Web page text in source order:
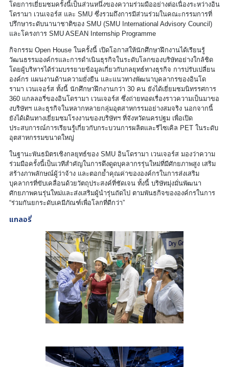
โดยการเยี่ยมชมครั้งนี้เป็นส่วนหนึ่งของความร่วมมืออย่างต่อเนื่องระหว่างอิน
โดรามา เวนเจอร์ส และ SMU ซึ่งรวมถึงการมีส่วนร่วมในคณะกรรมการที่
ปรึกษาระดับนานาชาติของ SMU (SMU International Advisory Council)
และโครงการ SMU ASEAN Internship Programme
กิจกรรม Open House ในครั้งนี้ เปิดโอกาสให้นักศึกษาฝึกงานได้เรียนรู้
วัฒนธรรมองค์กรและการดำเนินธุรกิจในระดับโลกของบริษัทอย่างใกล้ชิด
โดยผู้บริหารได้ร่วมบรรยายข้อมูลเกี่ยวกับกลยุทธ์ทางธุรกิจ การปรับเปลี่ยน
องค์กร แผนงานด้านความยั่งยืน และแนวทางพัฒนาบุคลากรของอินโด
รามา เวนเจอร์ส ทั้งนี้ นักศึกษาฝึกงานกว่า 30 คน ยังได้เยี่ยมชมนิทรรศการ
360 แกลลอรี่ของอินโดรามา เวนเจอร์ส ซึ่งถ่ายทอดเรื่องราวความเป็นมาขอ
งบริษัทฯ และธุรกิจในหลากหลายกลุ่มอุตสาหกรรมอย่างสมจริง นอกจากนี้
ยังได้เดินทางเยี่ยมชมโรงงานของบริษัทฯ ที่จังหวัดนครปฐม เพื่อเปิด
ประสบการณ์การเรียนรู้เกี่ยวกับกระบวนการผลิตและรีไซเคิล PET ในระดับ
อุตสาหกรรมขนาดใหญ่
ในฐานะพันธมิตรเชิงกลยุทธ์ของ SMU อินโดรามา เวนเจอร์ส มองว่าความ
ร่วมมือครั้งนี้เป็นเวทีสำคัญในการดึงดูดบุคลากรรุ่นใหม่ที่มีศักยภาพสูง เสริม
สร้างภาพลักษณ์ผู้ว่าจ้าง และตอกย้ำคุณค่าขององค์กรในการส่งเสริม
บุคลากรที่ขับเคลื่อนด้วยวัตถุประสงค์ที่ชัดเจน ทั้งนี้ บริษัทมุ่งมั่นพัฒนา
ศักยภาพคนรุ่นใหม่และส่งเสริมผู้นำรุ่นถัดไป ตามพันธกิจขององค์กรในการ
“ร่วมกันยกระดับเคมีภัณฑ์เพื่อโลกที่ดีกว่า”
แกลอรี่